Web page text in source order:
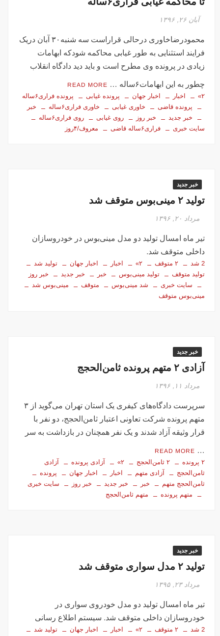
آبان ۲۶, ۱۳۹۶
محمودرضاخاوری درحالی قراراست سه شنبه۳۰ آبان دریک
فرایند استثنایی به طور غیابی محاکمه شودکه ابهامات
زیادی در پرونده وی مطرح است و باید دید دادگاه انقلاب
چطور به این ابهامات۶ساله … READ MORE
۲» اخبار اخبار جهان پرونده غیابی
پرونده فراری۶ساله
پرونده قاضی
خاوری غیابی خاوری فراری۶ساله
خبر
خبر جدید
خبر روز روی غیابی
روی فراری۶ساله
سایت خبری
فراری۶ساله قاضی معروف/۴روز
خبر جدید
تولید ۲ مینی‌بوس متوقف شد
مرداد ۲۰, ۱۳۹۶
تیر ماه امسال تولید دو مدل مینی‌بوس در خودروسازان
داخلی متوقف شد.
2 شد ۲ متوقف ۲» اخبار اخبار جهان
تولید شد
تولید متوقف
تولید مینی‌بوس خبر خبر جدید
خبر روز
سایت خبری
شد مینی‌بوس متوقف
مینی‌بوس شد
مینی‌بوس متوقف
خبر جدید
آزادی ۲ متهم پرونده ثامن‌الحجج
مرداد ۱۱, ۱۳۹۶
سرپرست دادگاه‌های کیفری یک استان تهران می‌گوید از ۳
متهم پرونده شرکت تعاونی اعتبار ثامن‌الحجج، دو نفر با
قرار وثیقه آزاد شدند و یک نفر همچنان در بازداشت به سر
…
READ MORE
۲ پرونده ۲ ثامن‌الحجج ۲» آزادی پرونده
آزادی
ثامن‌الحجج
آزادی متهم اخبار اخبار جهان
پرونده
ثامن‌الحجج متهم
خبر خبر جدید خبر روز
سایت خبری
متهم پرونده
متهم ثامن‌الحجج
خبر جدید
تولید ۲ مدل سواری متوقف شد
مرداد ۲۳, ۱۳۹۵
تیر ماه امسال تولید دو مدل خودروی سواری در
خودروسازان داخلی متوقف شد. سیستم اطلاع رسانی
2 شد ۲ متوقف ۲» اخبار اخبار جهان
تولید شد